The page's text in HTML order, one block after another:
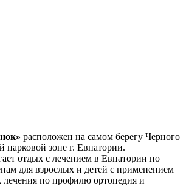
расположен на самом берегу Черного
парковой зоне г. Евпатории.
отдых с лечением в Евпатории по
для взрослых и детей с применением
по профилю ортопедия и